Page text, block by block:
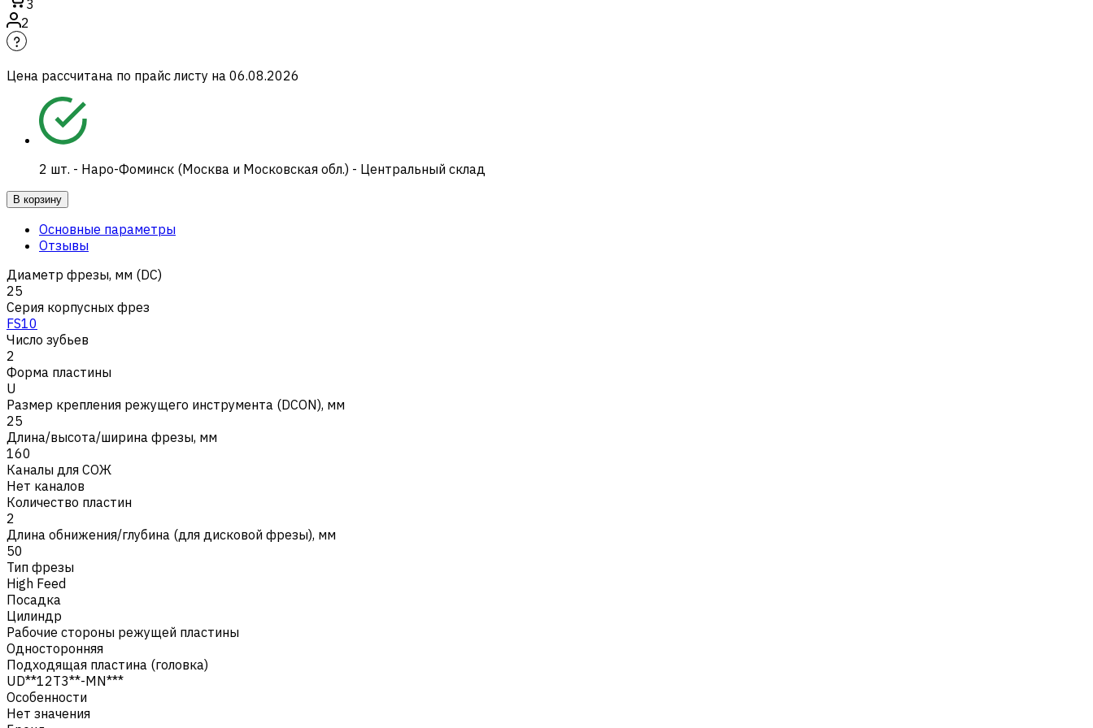
3
2
Цена рассчитана по прайс листу на 06.08.2026
2 шт. - Наро-Фоминск (Москва и Московская обл.) - Центральный склад
В корзину
Основные параметры
Отзывы
Диаметр фрезы, мм (DC)
25
Серия корпусных фрез
FS10
Число зубьев
2
Форма пластины
U
Размер крепления режущего инструмента (DCON), мм
25
Длина/высота/ширина фрезы, мм
160
Каналы для СОЖ
Нет каналов
Количество пластин
2
Длина обнижения/глубина (для дисковой фрезы), мм
50
Тип фрезы
High Feed
Посадка
Цилиндр
Рабочие стороны режущей пластины
Односторонняя
Подходящая пластина (головка)
UD**12T3**-MN***
Особенности
Нет значения